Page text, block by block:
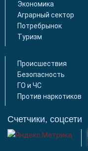
Экономика
Аграрный сектор
Потребрынок
Туризм
Происшествия
Безопасность
ГО и ЧС
Против наркотиков
Счетчики, соцсети